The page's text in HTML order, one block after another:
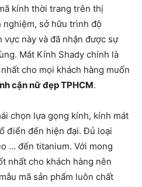
kính thời trang trên thị
sở hữu trình độ
này và đã nhận được sự
Mắt Kính Shady chính là
cho mọi khách hàng muốn
cận nữ đẹp TPHCM.
chọn lựa gọng kính, kính mát
điển đến hiện đại. Đủ loại
… đến titanium. Với mong
nhất cho khách hàng nên
mã sản phẩm luôn chất